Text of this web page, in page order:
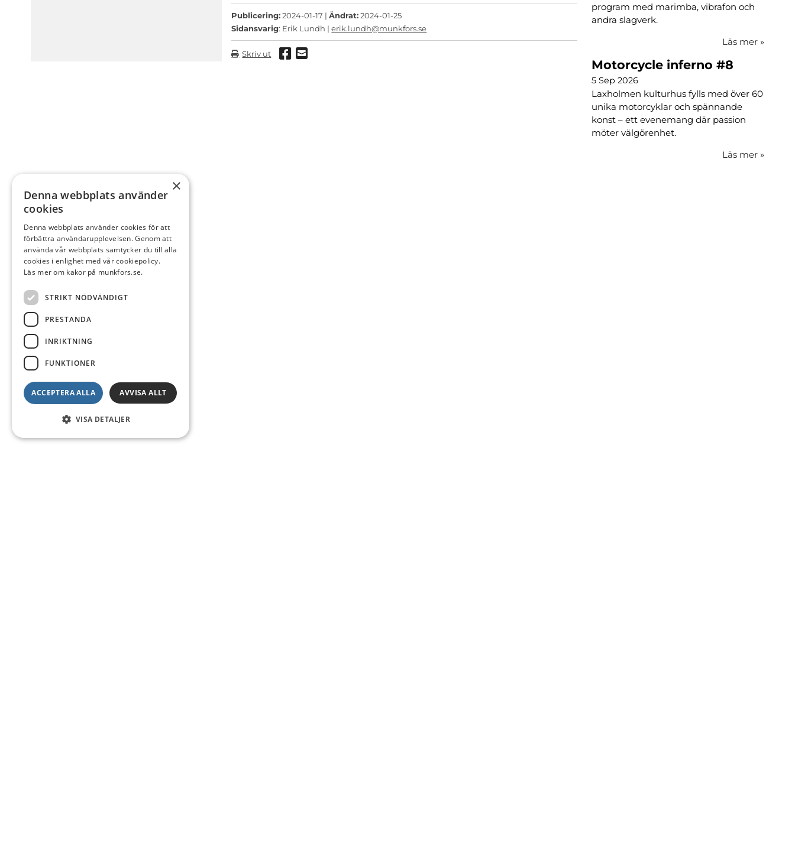
Publicering:2024-01-17 |Ändrat:2024-01-25
Sidansvarig: Erik Lundh |erik.lundh@munkfors.se
Skriv ut Dela via Facebook
Dela via mail
program med marimba, vibrafon och
andra slagverk.
Läs mer »
Motorcycle inferno #8
5 Sep 2026
Laxholmen kulturhus fylls med över 60
unika motorcyklar och spännande
konst – ett evenemang där passion
möter välgörenhet.
Läs mer »
×
Denna webbplats använder
cookies
Denna webbplats använder cookies för att
förbättra användarupplevelsen. Genom att
använda vår webbplats samtycker du till alla
cookies i enlighet med vår cookiepolicy.
Läs mer om kakor på munkfors.se.
STRIKT NÖDVÄNDIGT
PRESTANDA
INRIKTNING
FUNKTIONER
ACCEPTERA ALLA AVVISA ALLT
VISA DETALJER